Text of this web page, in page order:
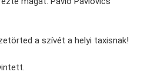
a szívét a helyi taxisnak!